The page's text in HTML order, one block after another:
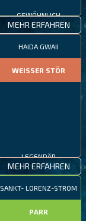
MEHR ERFAHREN
HAIDA GWAII
WEISSER STÖR
LEGENDÄR
MEHR ERFAHREN
SANKT- LORENZ-STROM
PARR